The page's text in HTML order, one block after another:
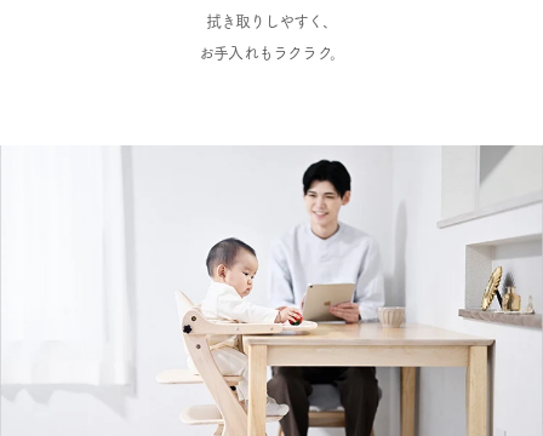
拭き取りしやすく、
お手入れもラクラク。